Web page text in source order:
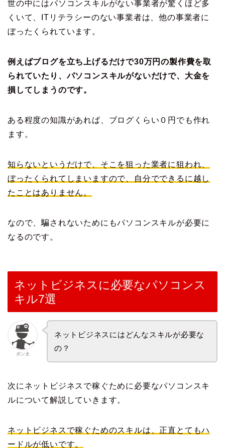
世の中にはパソコンスキルがない事業者が驚くほど多
くいて、ITリテラシーのない事業者は、他の事業者に
ぼったくられています。
例えばブログを立ち上げるだけで30万円の製作費を取
られていたり、パソコンスキルがないだけで、大金を
損してしまうのです。
ある程度の知識があれば、ブログくらい０円でも作れ
ます。
知らないというだけで、そこを狙った業者に狙われ、
ぼったくられてしまいますので、自分でできるに越し
たことはありません。
なので、騙されないためにもパソコンスキルが必要に
なるのです。
ネットビジネスに必要なパソコンス
キル7選
ポン太
ネットビジネスにはどんなスキルが必要な
の？
次にネットビジネスで稼ぐために必要なパソコンスキ
ルについて解説していきます。
ネットビジネスで稼ぐためのスキルは、正直とてもハ
ードルが低いです。